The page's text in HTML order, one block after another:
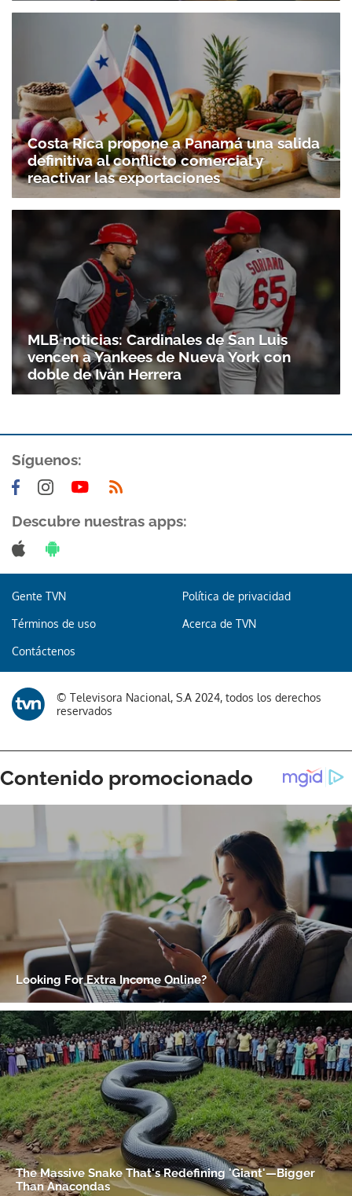
Gracias por suscribirte a nuestro boletín.
Costa Rica propone a Panamá una salida
definitiva al conflicto comercial y
reactivar las exportaciones
MLB noticias: Cardinales de San Luis
vencen a Yankees de Nueva York con
doble de Iván Herrera
Síguenos:
Descubre nuestras apps:
Gente TVN Política de privacidad
Términos de uso Acerca de TVN
Contáctenos
© Televisora Nacional, S.A 2024, todos los derechos
reservados